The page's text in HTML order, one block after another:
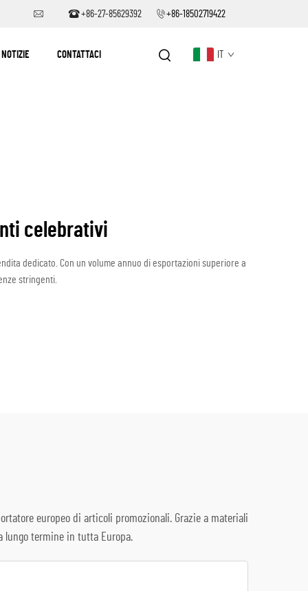
+86-27-85629392 +86-18502719422
NOTIZIE CONTATTACI
celebrativi
dedicato. Con un volume annuo di esportazioni superiore a
stringenti.
europeo di articoli promozionali. Grazie a materiali
lungo termine in tutta Europa.